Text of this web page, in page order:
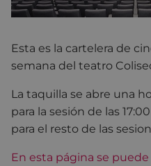
Esta es la cartelera de
semana del teatro
La taquilla se abre una
para la sesión de las
para el resto de las
En esta página se